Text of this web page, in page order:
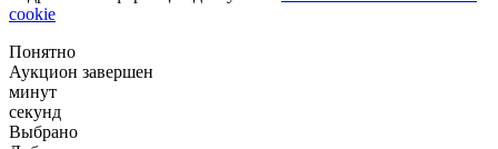
cookie
Понятно
Аукцион завершен
минут
секунд
Выбрано